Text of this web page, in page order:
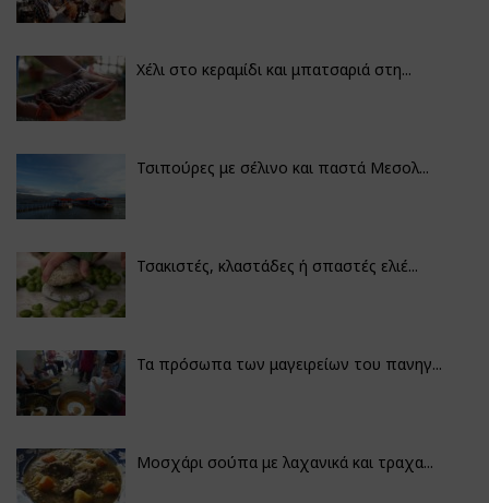
Χέλι στο κεραμίδι και μπατσαριά στη...
Τσιπούρες με σέλινο και παστά Μεσολ...
Τσακιστές, κλαστάδες ή σπαστές ελιέ...
Τα πρόσωπα των μαγειρείων του πανηγ...
Μοσχάρι σούπα με λαχανικά και τραχα...